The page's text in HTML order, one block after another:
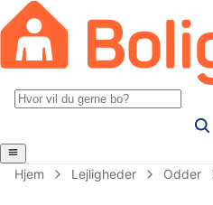
Hjem Lejligheder Odder